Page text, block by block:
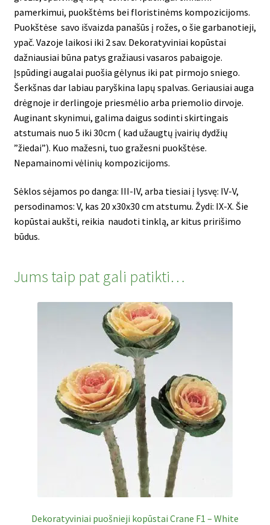
pamerkimui, puokštėms bei floristinėms kompozicijoms.
Puokštėse savo išvaizda panašūs į rožes, o šie garbanotieji,
ypač. Vazoje laikosi iki 2 sav. Dekoratyviniai kopūstai
dažniausiai būna patys gražiausi vasaros pabaigoje.
Įspūdingi augalai puošia gėlynus iki pat pirmojo sniego.
Šerkšnas dar labiau paryškina lapų spalvas. Geriausiai auga
drėgnoje ir derlingoje priesmėlio arba priemolio dirvoje.
Auginant skynimui, galima daigus sodinti skirtingais
atstumais nuo 5 iki 30cm ( kad užaugtų įvairių dydžių
”žiedai”). Kuo mažesni, tuo gražesni puokštėse.
Nepamainomi vėlinių kompozicijoms.
Sėklos sėjamos po danga: III-IV, arba tiesiai į lysvę: IV-V,
persodinamos: V, kas 20 x30x30 cm atstumu. Žydi: IX-X. Šie
kopūstai aukšti, reikia naudoti tinklą, ar kitus pririšimo
būdus.
Jums taip pat gali patikti…
Dekoratyviniai puošnieji kopūstai Crane F1 – White